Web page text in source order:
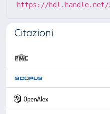
https://hdl.handle.net/
Citazioni